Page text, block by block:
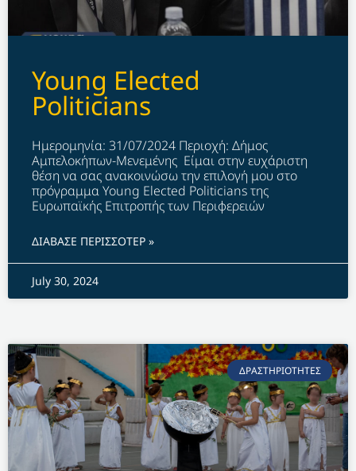
Young Elected
Politicians
Ημερομηνία: 31/07/2024 Περιοχή: Δήμος
Αμπελοκήπων-Μενεμένης Είμαι στην ευχάριστη
θέση να σας ανακοινώσω την επιλογή μου στο
πρόγραμμα Young Elected Politicians της
Ευρωπαϊκής Επιτροπής των Περιφερειών
ΔΙΑΒΑΣΕ ΠΕΡΙΣΣΟΤΕΡ »
July 30, 2024
ΔΡΑΣΤΗΡΙΟΤΗΤΕΣ